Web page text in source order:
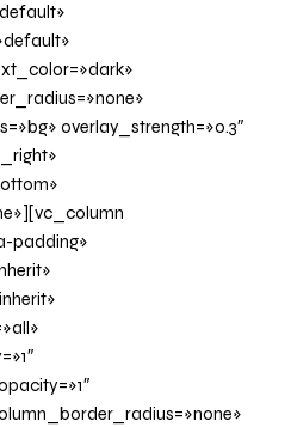
overlay_strength=»0.3″
padding»